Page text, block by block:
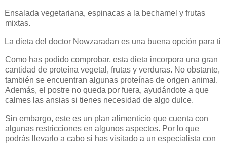
Ensalada vegetariana, espinacas a la bechamel y frutas
mixtas.
La dieta del doctor Nowzaradan es una buena opción para ti
Como has podido comprobar, esta dieta incorpora una gran
cantidad de proteína vegetal, frutas y verduras. No obstante,
también se encuentran algunas proteínas de origen animal.
Además, el postre no queda por fuera, ayudándote a que
calmes las ansias si tienes necesidad de algo dulce.
Sin embargo, este es un plan alimenticio que cuenta con
algunas restricciones en algunos aspectos. Por lo que
podrás llevarlo a cabo si has visitado a un especialista con